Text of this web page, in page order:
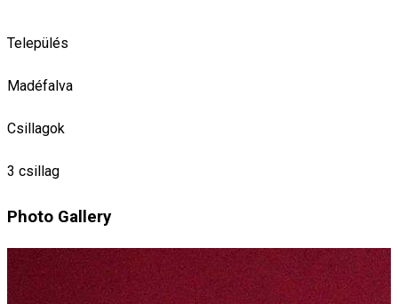
Település
Madéfalva
Csillagok
3 csillag
Photo Gallery